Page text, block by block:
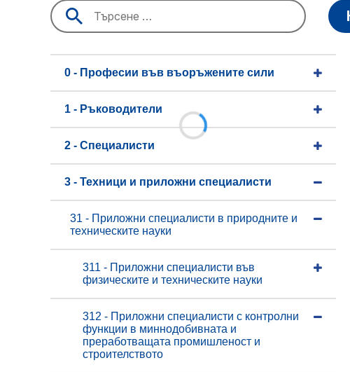
0 - Професии във въоръжените сили
1 - Ръководители
2 - Специалисти
3 - Техници и приложни специалисти
31 - Приложни специалисти в природните и
техническите науки
311 - Приложни специалисти във
физическите и техническите науки
312 - Приложни специалисти с контролни
функции в миннодобивната и
преработващата промишленост и
строителството